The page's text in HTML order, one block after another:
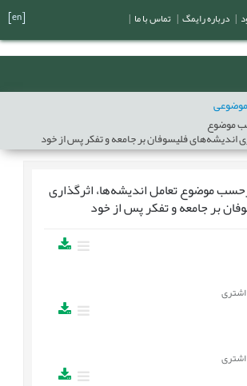
موضوع
اندیشه‌های فلیسوفان بر جامعه و تفکر پس از خود
موضوعتعامل اندیشه‌ها، اثرگذاری
بر جامعه و تفکر پس از خود
درباره رایمگ تماس با ما